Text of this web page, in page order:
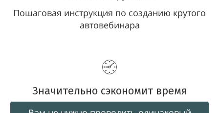
Пошаговая инструкция по созданию крутого
автовебинара
Значительно сэкономит время